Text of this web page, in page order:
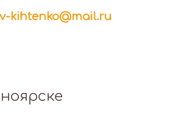
kihtenko@mail.ru